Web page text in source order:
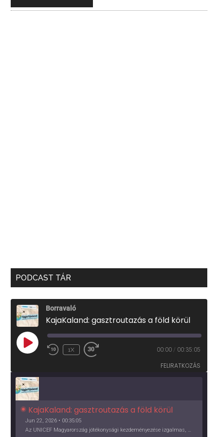
PODCAST TÁR
Borravaló
KajaKaland: gasztroutazás a föld körül
PLAY
EPISODE
1X 00:00 / 00:35:05
FELIRATKOZÁS
KajaKaland: gasztroutazás a föld körül
Jun 22, 2026 • 00:35:05
Az UNICEF Magyarország jótékonysági kezdeményezése izgalmas, egész éves világkörüli ízutazásra hív, igazi családi program és gasztroedukáció, illetve segítség a rászorulóknak is egyben.